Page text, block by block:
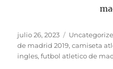
Publicado
el
julio 26, 2023 Categorías
de madrid 2019,camiseta
ingles,futbol atletico de